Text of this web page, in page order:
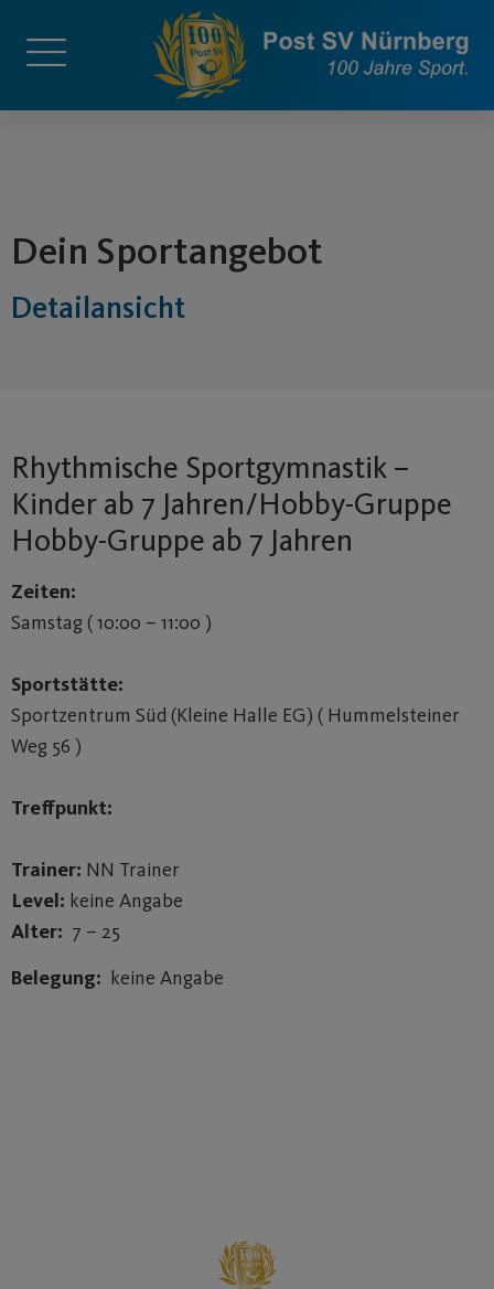
Dein Sportangebot
Detailansicht
Rhythmische Sportgymnastik –
Kinder ab 7 Jahren/Hobby-Gruppe
Hobby-Gruppe ab 7 Jahren
Zeiten:
Samstag ( 10:00 – 11:00 )
Sportstätte:
Sportzentrum Süd (Kleine Halle EG) ( Hummelsteiner
Weg 56 )
Treffpunkt:
Trainer: NN Trainer
Level: keine Angabe
Alter: 7 – 25
Belegung: keine Angabe